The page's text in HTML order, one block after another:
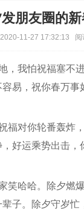
朋友圈的
11-27 17:32:13 阅
，我怕祝福塞不
易，祝你春万事
福对你轮番轰炸
好运乘势出击，
笑哈哈。除夕燃
子。除夕守岁忙